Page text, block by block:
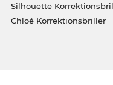
Silhouette
Chloé Korrektionsbriller